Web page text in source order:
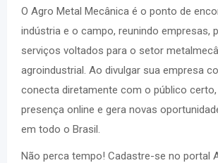
O Agro Metal Mecânica é o ponto de
indústria e o campo, reunindo empresas,
serviços voltados para o setor
agroindustrial. Ao divulgar sua empresa
conecta diretamente com o público
presença online e gera novas
em todo o Brasil.
Não perca tempo! Cadastre-se no portal